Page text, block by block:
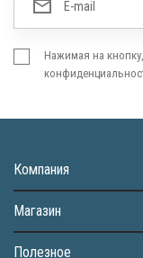
Нажимая на
Компания
Магазин
Полезное